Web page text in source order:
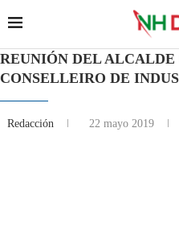
REUNIÓN DEL
CONSELLEIRO DE
Redacción 22 mayo 2019